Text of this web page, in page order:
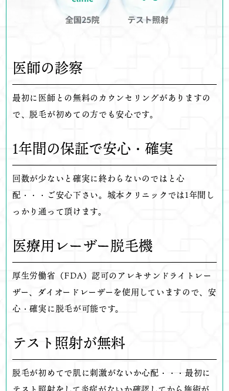
医師の診察
最初に医師との無料のカウンセリングがありますの
で、脱毛が初めての方でも安心です。
1年間の保証で安心・確実
回数が少ないと確実に終わらないのではと心
配・・・ご安心下さい。城本クリニックでは1年間し
っかり通って頂けます。
医療用レーザー脱毛機
厚生労働省（FDA）認可のアレキサンドライトレー
ザー、ダイオードレーザーを使用していますので、安
心・確実に脱毛が可能です。
テスト照射が無料
脱毛が初めてで肌に刺激がないか心配・・・最初に